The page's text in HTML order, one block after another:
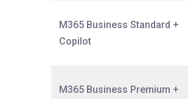
M365 Business Standard +
Copilot
M365 Business Premium +